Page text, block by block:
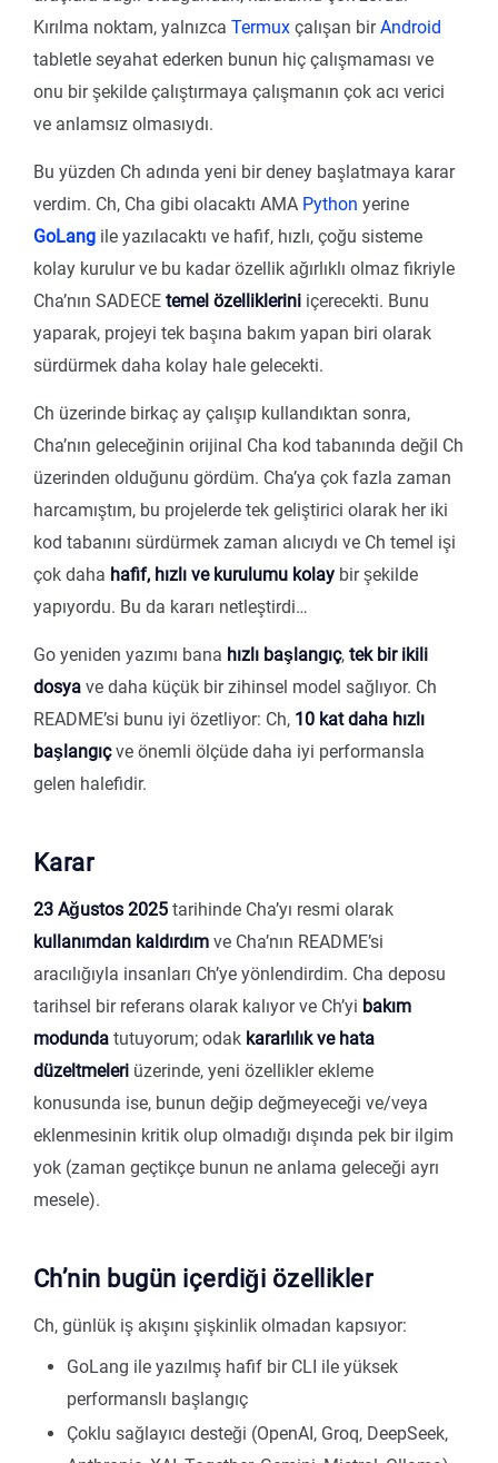
Kırılma noktam, yalnızca Termux çalışan birAndroid
tabletle seyahat ederken bunun hiç çalışmaması ve
onu bir şekilde çalıştırmaya çalışmanın çok acı verici
ve anlamsız olmasıydı.
Bu yüzden Ch adında yeni bir deney başlatmaya karar
verdim. Ch, Cha gibi olacaktı AMA Python yerine
GoLang ile yazılacaktı ve hafif, hızlı, çoğu sisteme
kolay kurulur ve bu kadar özellik ağırlıklı olmaz fikriyle
Cha’nın SADECE temel özelliklerini içerecekti. Bunu
yaparak, projeyi tek başına bakım yapan biri olarak
sürdürmek daha kolay hale gelecekti.
Ch üzerinde birkaç ay çalışıp kullandıktan sonra,
Cha’nın geleceğinin orijinal Cha kod tabanında değil Ch
üzerinden olduğunu gördüm. Cha’ya çok fazla zaman
harcamıştım, bu projelerde tek geliştirici olarak her iki
kod tabanını sürdürmek zaman alıcıydı ve Ch temel işi
çok daha hafif, hızlı ve kurulumu kolay bir şekilde
yapıyordu. Bu da kararı netleştirdi…
Go yeniden yazımı bana hızlı başlangıç, tek bir ikili
dosya ve daha küçük bir zihinsel model sağlıyor. Ch
README’si bunu iyi özetliyor: Ch, 10 kat daha hızlı
başlangıçve önemli ölçüde daha iyi performansla
gelen halefidir.
Karar
23 Ağustos 2025 tarihinde Cha’yı resmi olarak
kullanımdan kaldırdım ve Cha’nın README’si
aracılığıyla insanları Ch’ye yönlendirdim. Cha deposu
tarihsel bir referans olarak kalıyor ve Ch’yi bakım
modunda tutuyorum; odak kararlılık ve hata
düzeltmeleri üzerinde, yeni özellikler ekleme
konusunda ise, bunun değip değmeyeceği ve/veya
eklenmesinin kritik olup olmadığı dışında pek bir ilgim
yok (zaman geçtikçe bunun ne anlama geleceği ayrı
mesele).
Ch’nin bugün içerdiği özellikler
Ch, günlük iş akışını şişkinlik olmadan kapsıyor:
GoLang ile yazılmış hafif bir CLI ile yüksek
performanslı başlangıç
Çoklu sağlayıcı desteği (OpenAI, Groq, DeepSeek,